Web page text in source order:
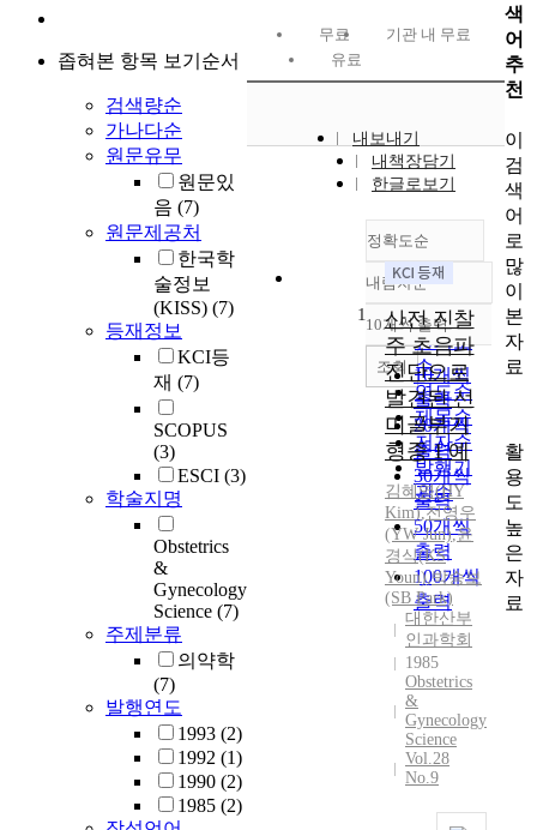
좁혀본 항목 보기순서
검색량순
가나다순
원문유무
원문있
음 (7)
원문제공처
한국학
술정보
(KISS) (7)
등재정보
KCI등
재 (7)
SCOPUS
(3)
ESCI (3)
학술지명
Obstetrics
&
Gynecology
Science (7)
주제분류
의약학
(7)
발행연도
1993 (2)
1992 (1)
1990 (2)
1985 (2)
무료
기관 내 무료
유료
내보내기
내책장담기
한글로보기
정확도순
정확도
순
인기도
순
연도순
제목순
저자순
발행기
관순
내림차순
내림차순
10개씩 출력
10개씩
출력
20개씩
출력
30개씩
출력
50개씩
출력
100개씩
출력
조회
1
산전 진찰
주 초음파
진단으로
발견된 선
미골부기
형종 1 예
김혜영(HY
Kim),전영우
(YW Jun),윤
경식(KS
Youn),박승보
(SB Park)
대한산부
인과학회
1985
Obstetrics
&
Gynecology
Science
Vol.28
No.9
색
어
추
천
이
검
색
어
로
많
이
본
자
료
활
용
도
높
은
자
료